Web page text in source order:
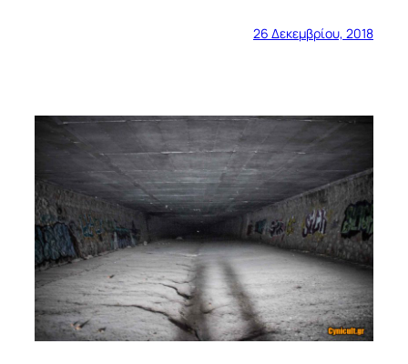
26 Δεκεμβρίου, 2018